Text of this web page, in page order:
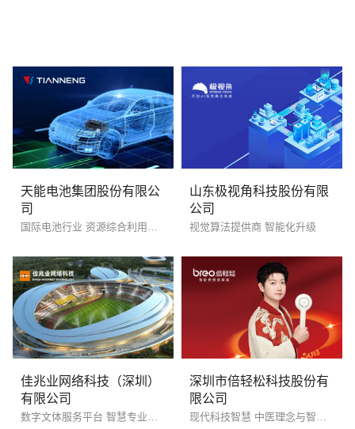
天能电池集团股份有限公
司
国际电池行业 资源综合利用和回收
山东极视角科技股份有限
公司
视觉算法提供商 智能化升级
佳兆业网络科技（深圳）
有限公司
数字文体服务平台 智慧专业运营商
深圳市倍轻松科技股份有
限公司
现代科技智慧 中医理念与智科技融合